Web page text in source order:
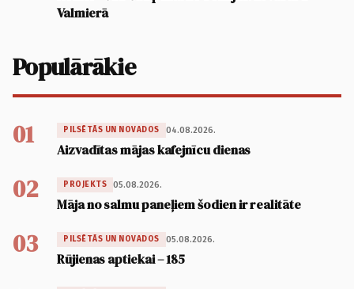
Valmierā
Populārākie
01 PILSĒTĀS UN NOVADOS 04.08.2026.
Aizvadītas mājas kafejnīcu dienas
02 PROJEKTS 05.08.2026.
Māja no salmu paneļiem šodien ir realitāte
03 PILSĒTĀS UN NOVADOS 05.08.2026.
Rūjienas aptiekai – 185